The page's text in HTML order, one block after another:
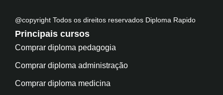
@copyright Todos os direitos reservados Diploma Rapido
Principais cursos
Comprar diploma pedagogia
Comprar diploma administração
Comprar diploma medicina